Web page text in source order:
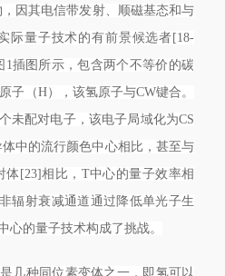
因其电信带发射、顺磁基态和与
际量子技术的有前景候选者[18-
插图所示，包含两个不等价的碳
子（H），该氢原子与CW键合。
未配对电子，该电子局域化为CS
中的流行颜色中心相比，甚至与
体[23]相比，T中心的量子效率相
辐射衰减通道通过降低单光子生
心的量子技术构成了挑战。
几种同位素变体之一，即氢可以